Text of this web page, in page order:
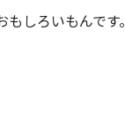
しろいもんです。